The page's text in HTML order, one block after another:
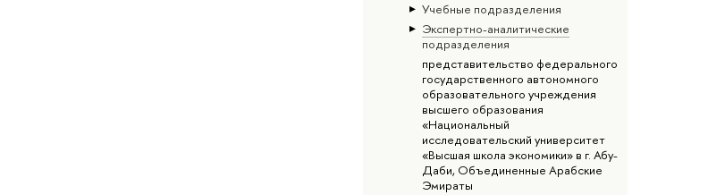
Учебные подразделения
Экспертно-аналитические
подразделения
представительство федерального
государственного автономного
образовательного учреждения
высшего образования
«Национальный
исследовательский университет
«Высшая школа экономики» в г. Абу-
Даби, Объединенные Арабские
Эмираты